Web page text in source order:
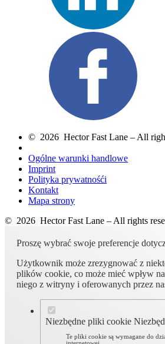
© 2026 Hector Fast Lane – All
Ogólne warunki handlowe
Imprint
Polityka prywatnośći
Kontakt
Mapa strony
© 2026 Hector Fast Lane – All rights
Proszę wybrać swoje preferencje
Użytkownik może zrezygnować z
plików cookie, co może mieć wpływ
niego z witryny i oferowanych przez
Niezbędne pliki cookie
Te pliki cookie są wymagane do